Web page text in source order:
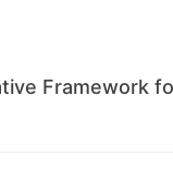
Framework